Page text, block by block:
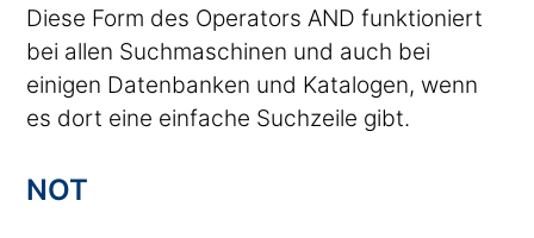
Diese Form des Operators AND funktioniert
bei allen Suchmaschinen und auch bei
einigen Datenbanken und Katalogen, wenn
es dort eine einfache Suchzeile gibt.
NOT